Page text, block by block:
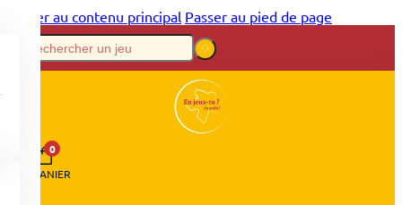
Passer au contenu principal Passer au pied de page
0
PANIER